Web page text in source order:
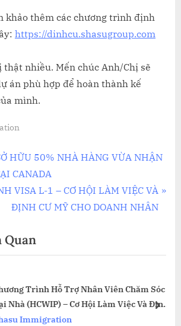
khảo thêm các chương trình định
https://dinhcu.shasugroup.com
thật nhiều. Mến chúc Anh/Chị sẽ
án phù hợp để hoàn thành kế
mình.
HỮU 50% NHÀ HÀNG VỪA NHẬN
CANADA
VISA L-1 – CƠ HỘI LÀM VIỆC VÀ
ĐỊNH CƯ MỸ CHO DOANH NHÂN
Quan
Trình Hỗ Trợ Nhân Viên Chăm Sóc
Nhà (HCWIP) – Cơ Hội Làm Việc Và Định
CanadaImmigration
next